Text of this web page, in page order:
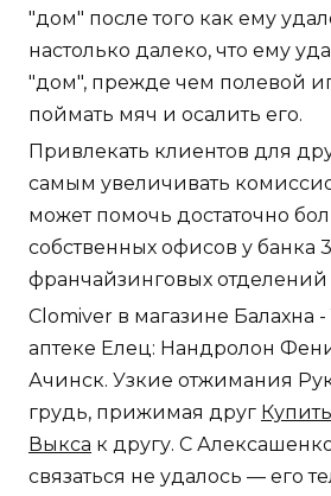
"дом" после того как ему
настолько далеко, что ему
"дом", прежде чем полевой
поймать мяч и осалить его.
Привлекать клиентов для
самым увеличивать
может помочь достаточно
собственных офисов у банка
франчайзинговых отделений
Clomiver в магазине Балахна
аптеке Елец: Нандролон
Ачинск. Узкие отжимания
грудь, прижимая друг
Выкса к другу. С
связаться не удалось — его